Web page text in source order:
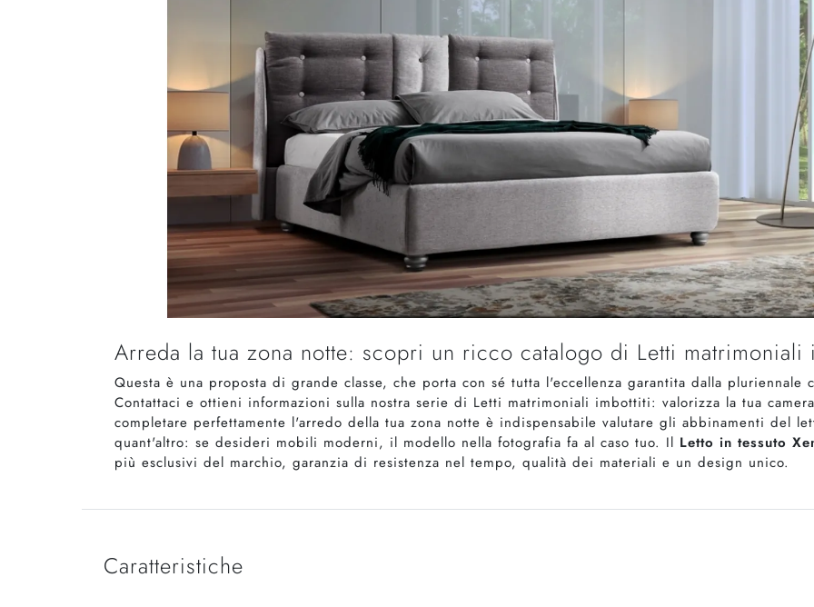
Arreda la tua zona notte: scopri un ricco catalogo di Letti matrimoniali
Questa è una proposta di grande classe, che porta con sé tutta l'eccellenza garantita dalla pluriennale
Contattaci e ottieni informazioni sulla nostra serie di Letti matrimoniali imbottiti: valorizza la tua
completare perfettamente l'arredo della tua zona notte è indispensabile valutare gli abbinamenti del
quant'altro: se desideri mobili moderni, il modello nella fotografia fa al caso tuo. Il Letto in tessuto
più esclusivi del marchio, garanzia di resistenza nel tempo, qualità dei materiali e un design unico.
Caratteristiche